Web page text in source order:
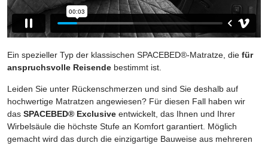
Ein spezieller Typ der klassischen SPACEBED®-Matratze, die für
anspruchsvolle Reisende bestimmt ist.
Leiden Sie unter Rückenschmerzen und sind Sie deshalb auf
hochwertige Matratzen angewiesen? Für diesen Fall haben wir
das SPACEBED® Exclusive entwickelt, das Ihnen und Ihrer
Wirbelsäule die höchste Stufe an Komfort garantiert. Möglich
gemacht wird das durch die einzigartige Bauweise aus mehreren